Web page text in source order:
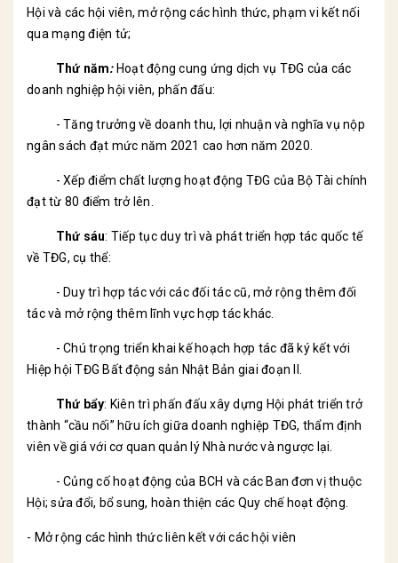
Hội và các hội viên, mở rộng các hình thức, phạm vi kết nối
qua mạng điện tử;
Thứ năm:Hoạt động cung ứng dịch vụ TĐG của các
doanh nghiệp hội viên, phấn đấu:
- Tăng trưởng về doanh thu, lợi nhuận và nghĩa vụ nộp
ngân sách đạt mức năm 2021 cao hơn năm 2020.
- Xếp điểm chất lượng hoạt động TĐG của Bộ Tài chính
đạt từ 80 điểm trở lên.
Thứ sáu: Tiếp tục duy trì và phát triển hợp tác quốc tế
về TĐG, cụ thể:
- Duy trì hợp tác với các đối tác cũ, mở rộng thêm đối
tác và mở rộng thêm lĩnh vực hợp tác khác.
- Chú trọng triển khai kế hoạch hợp tác đã ký kết với
Hiệp hội TĐG Bất động sản Nhật Bản giai đoạn II.
Thứ bẩy: Kiên trì phấn đấu xây dựng Hội phát triển trở
thành “cầu nối” hữu ích giữa doanh nghiệp TĐG, thẩm định
viên về giá với cơ quan quản lý Nhà nước và ngược lại.
- Củng cố hoạt động của BCH và các Ban đơn vị thuộc
Hội; sửa đổi, bổ sung, hoàn thiện các Quy chế hoạt động.
- Mở rộng các hình thức liên kết với các hội viên